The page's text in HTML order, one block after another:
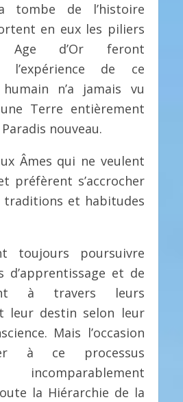
tombe de l’histoire
en eux les piliers
Age d’Or feront
l’expérience de ce
n’a jamais vu
Terre entièrement
nouveau.
Âmes qui ne veulent
préfèrent s’accrocher
traditions et habitudes
toujours poursuivre
d’apprentissage et de
à travers leurs
leur destin selon leur
Mais l’occasion
à ce processus
incomparablement
la Hiérarchie de la